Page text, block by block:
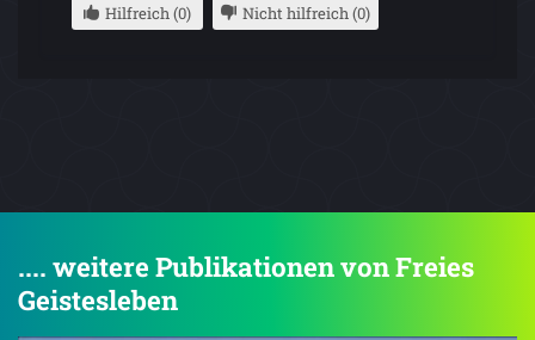
Hilfreich (0) Nicht hilfreich (0)
.... weitere Publikationen von Freies
Geistesleben